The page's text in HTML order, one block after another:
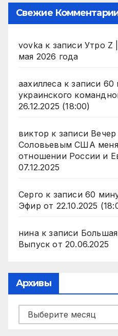
Свежие
vovka к записи Утро Z
мая 2026 года
аахиллесак записи 60
украинского
26.12.2025 (18:00)
виктор к записи
Соловьевым США
отношении России и
07.12.2025
Серго к записи 60
Эфир от 22.10.2025
нинак записи
Выпуск от 20.06.2025
Архивы
Архивы